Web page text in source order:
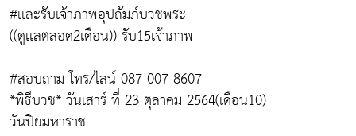
#เเละรับเจ้าภาพอุปถัมภ์บวชพระ
((ดูเเลตลอด2เดือน)) รับ15เจ้าภาพ
#สอบถาม โทร/ไลน์ 087-007-8607
*พิธีบวช* วันเสาร์ ที่ 23 ตุลาคม 2564(เดือน10)
วันปิยมหาราช